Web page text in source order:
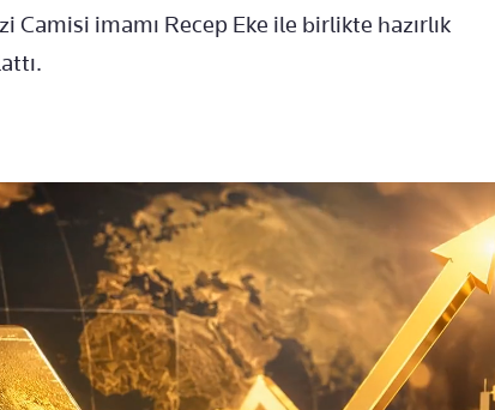
Camisi imamı Recep Eke ile birlikte hazırlık